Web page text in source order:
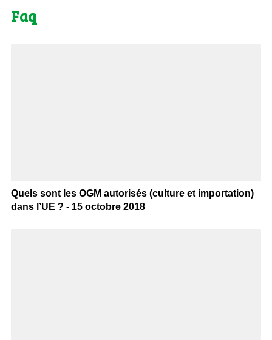
Faq
Quels sont les OGM autorisés (culture et importation)
dans l’UE ? - 15 octobre 2018